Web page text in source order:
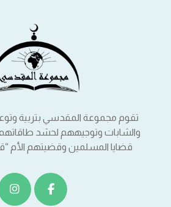
تقوم مجموعة المقدسي بتربية
والشابات وتوجيههم لحشد
قضايا المسلمين وقضيتهم الأم